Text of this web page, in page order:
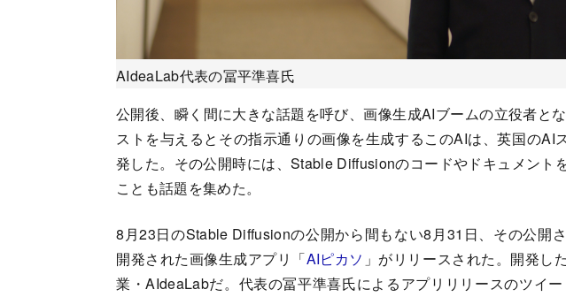
AIdeaLab代表の冨平準喜氏
公開後、瞬く間に大きな話題を呼び、画像生成AIブームの立役者と
ストを与えるとその指示通りの画像を生成するこのAIは、英国のAI
発した。その公開時には、Stable Diffusionのコードやドキュメント
ことも話題を集めた。
8月23日のStable Diffusionの公開から間もない8月31日、その公開
開発された画像生成アプリ「AIピカソ 」がリリースされた。開発し
業・AIdeaLabだ。代表の冨平準喜氏によるアプリリリースのツイ